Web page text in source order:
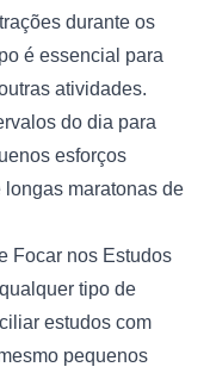
durante os
é essencial para
atividades.
do dia para
esforços
maratonas de
Focar nos Estudos
tipo de
estudos com
pequenos